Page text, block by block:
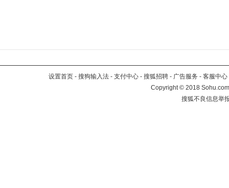
设置首页 - 搜狗输入法 - 支付中心 - 搜狐招聘 - 广告服务 - 客服中心
Copyright©2018
搜狐不良信息举